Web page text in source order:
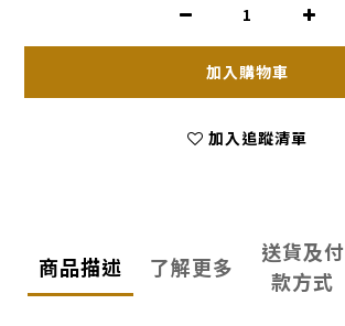
加入購物車
加入追蹤清單
商品描述 了解更多
送貨及付
款方式